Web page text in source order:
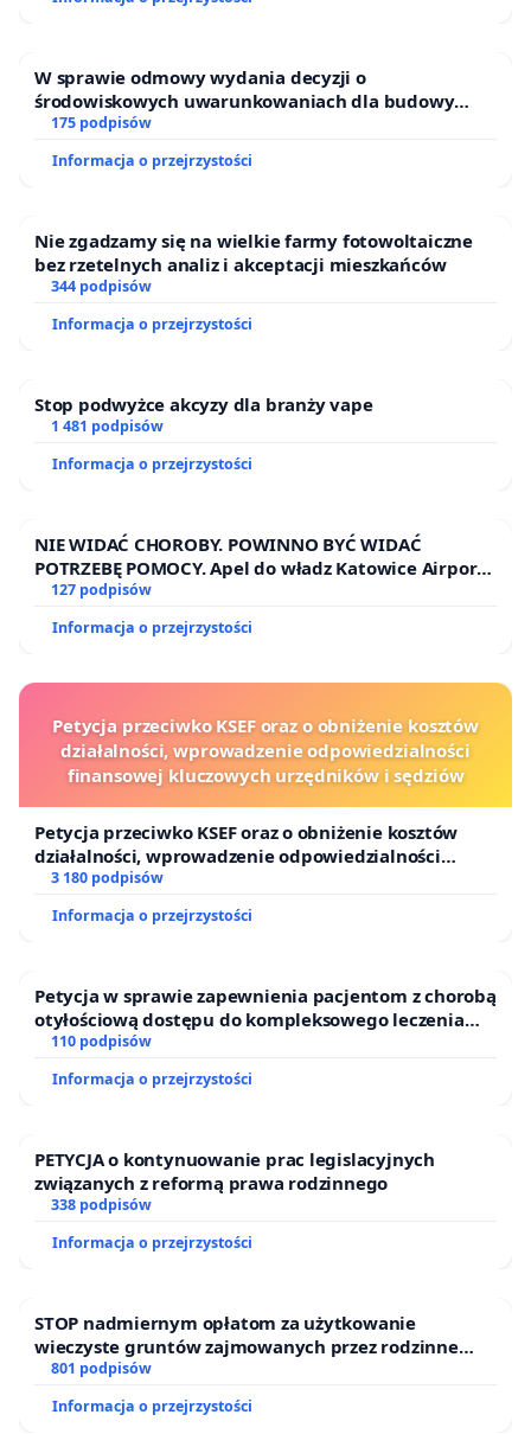
W sprawie odmowy wydania decyzji o
środowiskowych uwarunkowaniach dla budowy
zakładu wytwarzania biometanu „Krynki” w
Puszczy Knyszyńskiej
175 podpisów
Informacja o przejrzystości
Nie zgadzamy się na wielkie farmy fotowoltaiczne
bez rzetelnych analiz i akceptacji mieszkańców
344 podpisów
Informacja o przejrzystości
Stop podwyżce akcyzy dla branży vape
1 481 podpisów
Informacja o przejrzystości
NIE WIDAĆ CHOROBY. POWINNO BYĆ WIDAĆ
POTRZEBĘ POMOCY. Apel do władz Katowice Airport
o przystąpienie do programu HIDDEN DISABILITIES
NIEPEŁNOSPRAWNOŚCI
127 podpisów
Informacja o przejrzystości
Petycja przeciwko KSEF oraz o obniżenie kosztów
działalności, wprowadzenie odpowiedzialności
finansowej kluczowych urzędników i sędziów
Petycja przeciwko KSEF oraz o obniżenie kosztów
działalności, wprowadzenie odpowiedzialności
finansowej kluczowych urzędników i sędziów
3 180 podpisów
Informacja o przejrzystości
Petycja w sprawie zapewnienia pacjentom z chorobą
otyłościową dostępu do kompleksowego leczenia
oraz programów profilaktycznych.
110 podpisów
Informacja o przejrzystości
PETYCJA o kontynuowanie prac legislacyjnych
związanych z reformą prawa rodzinnego
338 podpisów
Informacja o przejrzystości
STOP nadmiernym opłatom za użytkowanie
wieczyste gruntów zajmowanych przez rodzinne
ogrody działkowe.
801 podpisów
Informacja o przejrzystości